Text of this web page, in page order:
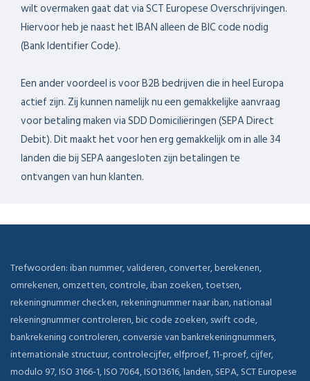
wilt overmaken gaat dat via SCT Europese Overschrijvingen.
Hiervoor heb je naast het IBAN alleen de BIC code nodig
(Bank Identifier Code).
Een ander voordeel is voor B2B bedrijven die in heel Europa
actief zijn. Zij kunnen namelijk nu een gemakkelijke aanvraag
voor betaling maken via SDD Domiciliëringen (SEPA Direct
Debit). Dit maakt het voor hen erg gemakkelijk om in alle 34
landen die bij SEPA aangesloten zijn betalingen te
ontvangen van hun klanten.
Trefwoorden: iban nummer, valideren, converter, berekenen,
omrekenen, omzetten, controle, iban zoeken, toetsen,
rekeningnummer checken, rekeningnummer naar iban, nationaal
rekeningnummer controleren, bic code zoeken, swift code,
bankrekening controleren, conversie van bankrekeningnummers,
internationale structuur, controlecijfer, elfproef, 11-proef, cijfer,
modulo 97, ISO 3166-1, ISO 7064, ISO13616, landen, SEPA, SCT Europese